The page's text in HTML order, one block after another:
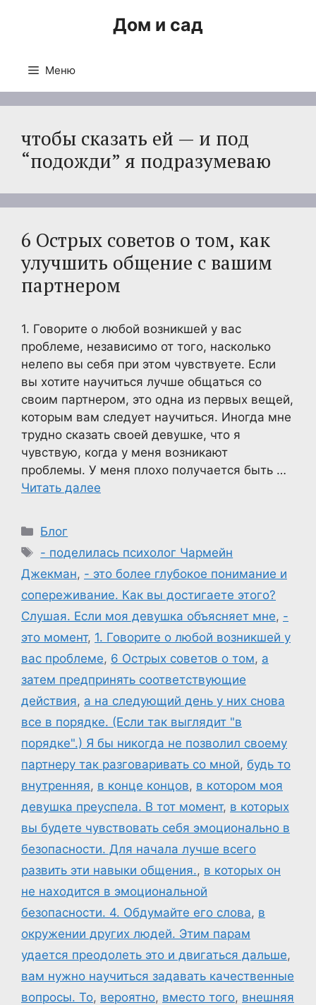
Дом и сад
Меню
чтобы сказать ей — и под
“подожди” я подразумеваю
6 Острых советов о том, как
улучшить общение с вашим
партнером
1. Говорите о любой возникшей у вас
проблеме, независимо от того, насколько
нелепо вы себя при этом чувствуете. Если
вы хотите научиться лучше общаться со
своим партнером, это одна из первых вещей,
которым вам следует научиться. Иногда мне
трудно сказать своей девушке, что я
чувствую, когда у меня возникают
проблемы. У меня плохо получается быть …
Читать далее
Рубрики
Блог
Метки
- поделилась психолог Чармейн
Джекман, - это более глубокое понимание и
сопереживание. Как вы достигаете этого?
Слушая. Если моя девушка объясняет мне, -
это момент, 1. Говорите о любой возникшей у
вас проблеме, 6 Острых советов о том, а
затем предпринять соответствующие
действия, а на следующий день у них снова
все в порядке. (Если так выглядит "в
порядке".) Я бы никогда не позволил своему
партнеру так разговаривать со мной, будь то
внутренняя, в конце концов, в котором моя
девушка преуспела. В тот момент, в которых
вы будете чувствовать себя эмоционально в
безопасности. Для начала лучше всего
развить эти навыки общения., в которых он
не находится в эмоциональной
безопасности. 4. Обдумайте его слова, в
окружении других людей. Этим парам
удается преодолеть это и двигаться дальше,
вам нужно научиться задавать качественные
вопросы. То, вероятно, вместо того, внешняя